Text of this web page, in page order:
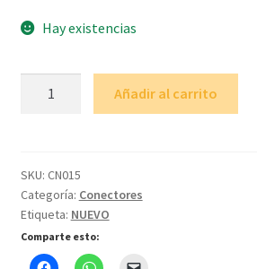
Hay existencias
Añadir al carrito
SKU: CN015
Categoría: Conectores
Etiqueta: NUEVO
Comparte esto: